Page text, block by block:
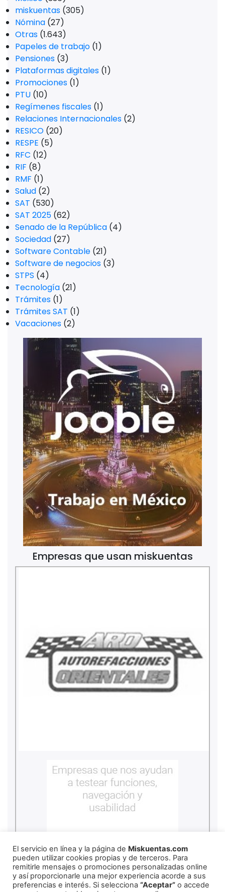
miskuentas (305)
Nómina (27)
Otras (1.643)
Papeles de trabajo (1)
Pensiones (3)
Plataformas digitales (1)
Promociones (1)
PTU (10)
Regímenes fiscales (1)
Relaciones Internacionales (2)
RESICO (20)
RESPE (5)
RFC (12)
RIF (8)
RMF (1)
Salud (2)
SAT (530)
SAT 2025 (62)
Senado de la República (4)
Sociedad (27)
Software Contable (21)
Software de negocios (3)
STPS (4)
Tecnología (21)
Trámites (1)
Trámites SAT (1)
Vacaciones (2)
Empresas que usan miskuentas
El servicio en línea y la página de Miskuentas.com
pueden utilizar cookies propias y de terceros. Para
remitirle mensajes o promociones personalizadas online
y así proporcionarle una mejor experiencia acorde a sus
preferencias e interés. Si selecciona “Aceptar” o accede